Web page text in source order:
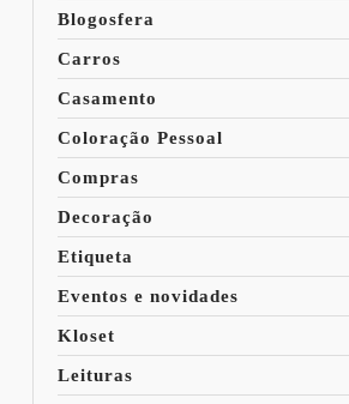
Blogosfera
Carros
Casamento
Coloração Pessoal
Compras
Decoração
Etiqueta
Eventos e novidades
Kloset
Leituras